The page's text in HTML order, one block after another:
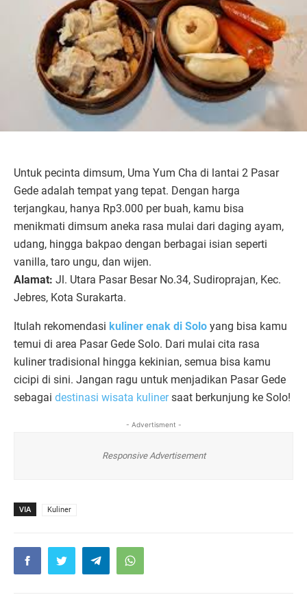
Untuk pecinta dimsum, Uma Yum Cha di lantai 2 Pasar
Gede adalah tempat yang tepat. Dengan harga
terjangkau, hanya Rp3.000 per buah, kamu bisa
menikmati dimsum aneka rasa mulai dari daging ayam,
udang, hingga bakpao dengan berbagai isian seperti
vanilla, taro ungu, dan wijen.
Alamat: Jl. Utara Pasar Besar No.34, Sudiroprajan, Kec.
Jebres, Kota Surakarta.
Itulah rekomendasi kuliner enak di Solo yang bisa kamu
temui di area Pasar Gede Solo. Dari mulai cita rasa
kuliner tradisional hingga kekinian, semua bisa kamu
cicipi di sini. Jangan ragu untuk menjadikan Pasar Gede
sebagai destinasi wisata kulinersaat berkunjung ke Solo!
- Advertisment -
Responsive Advertisement
VIA Kuliner